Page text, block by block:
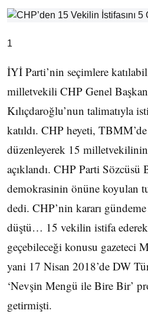
1
İYİ Parti’nin seçimlere
milletvekili CHP Genel
Kılıçdaroğlu’nun talimatıyla
katıldı. CHP heyeti, TBMM’de
düzenleyerek 15
açıklandı. CHP Parti Sözcüsü
demokrasinin önüne koyulan
dedi. CHP’nin kararı
düştü… 15 vekilin istifa
geçebileceği konusu gazeteci
yani 17 Nisan 2018’de DW
‘Nevşin Mengü ile Bire Bir’
getirmişti.